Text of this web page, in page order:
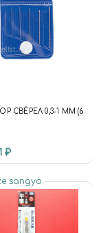
СВЁРЕЛ 0,3-1 ММ (6
₽
sangyo